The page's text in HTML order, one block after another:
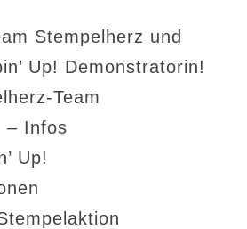
Stempelherz und
Up! Demonstratorin!
Team
– Infos
Up!